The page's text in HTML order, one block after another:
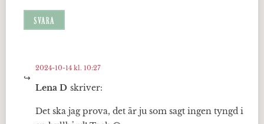
SVARA
Lena D skriver:
2024-10-14 kl. 10:27
Det ska jag prova, det är ju som sagt ingen tyngd i